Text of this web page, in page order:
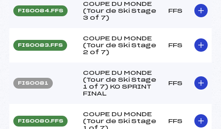
FIS0084.FFS
COUPE DU MONDE
(Tour de Ski Stage
3 of 7)
FFS
FIS0083.FFS
COUPE DU MONDE
(Tour de Ski Stage
2 of 7)
FFS
FIS0081
COUPE DU MONDE
(Tour de Ski Stage
1 of 7) KO SPRINT
FINAL
FFS
FIS0080.FFS
COUPE DU MONDE
(Tour de Ski Stage
1 of 7)
FFS